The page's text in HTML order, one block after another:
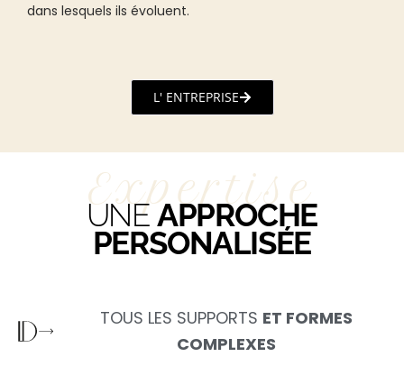
dans lesquels ils évoluent.
L' ENTREPRISE
Expertise
UNEAPPROCHE
PERSONALISÉE
TOUS LES SUPPORTS ET FORMES
COMPLEXES